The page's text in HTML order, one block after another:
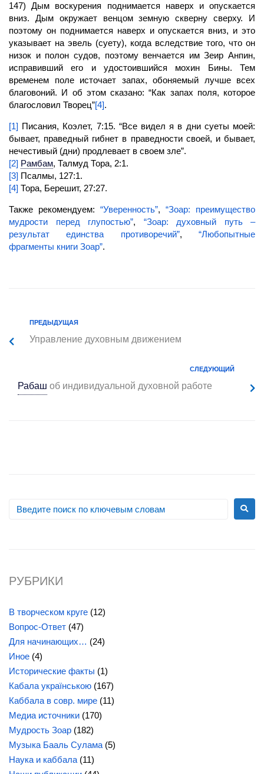
147) Дым воскурения поднимается наверх и опускается
вниз. Дым окружает венцом земную скверну сверху. И
поэтому он поднимается наверх и опускается вниз, и это
указывает на эвель (суету), когда вследствие того, что он
низок и полон судов, поэтому венчается им Зеир Анпин,
исправивший его и удостоившийся мохин Бины. Тем
временем поле источает запах, обоняемый лучше всех
благовоний. И об этом сказано: “Как запах поля, которое
благословил Творец”[4].
[1] Писания, Коэлет, 7:15. “Все видел я в дни суеты моей:
бывает, праведный гибнет в праведности своей, и бывает,
нечестивый (дни) продлевает в своем зле”.
[2] Рамбам, Талмуд Тора, 2:1.
[3] Псалмы, 127:1.
[4] Тора, Берешит, 27:27.
Также рекомендуем: “Уверенность”, “Зоар: преимущество
мудрости перед глупостью”, “Зоар: духовный путь –
результат единства противоречий”,“Любопытные
фрагменты книги Зоар”.
ПРЕДЫДУЩАЯ
Управление духовным движением
СЛЕДУЮЩИЙ
Рабашоб индивидуальной духовной работе
РУБРИКИ
В творческом круге (12)
Вопрос-Ответ (47)
Для начинающих… (24)
Иное (4)
Исторические факты (1)
Кабала українською (167)
Каббала в совр. мире (11)
Медиа источники (170)
Мудрость Зоар (182)
Музыка Бааль Сулама (5)
Наука и каббала (11)